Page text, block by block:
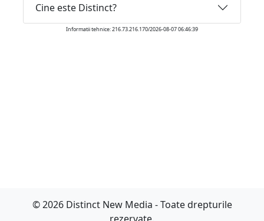
Cine este Distinct?
Informatii tehnice: 216.73.216.170/2026-08-07 06:46:39
© 2026 Distinct New Media - Toate drepturile